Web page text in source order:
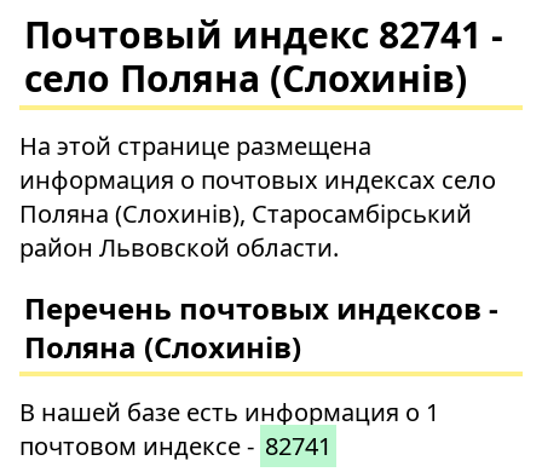
Почтовый индекс 82741 -
село Поляна (Слохинів)
На этой странице размещена
информация о почтовых индексах село
Поляна (Слохинів), Старосамбірський
район Львовской области.
Перечень почтовых индексов -
Поляна (Слохинів)
В нашей базе есть информация о 1
почтовом индексе - 82741